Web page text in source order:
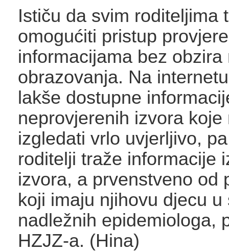
Ističu da svim roditeljima
omogućiti pristup
informacijama bez obzira
obrazovanja. Na
lakše dostupne
neprovjerenih izvora koje
izgledati vrlo uvjerljivo,
roditelji traže informacije
izvora, a prvenstveno od
koji imaju njihovu djecu u
nadležnih epidemiologa,
HZJZ-a. (Hina)